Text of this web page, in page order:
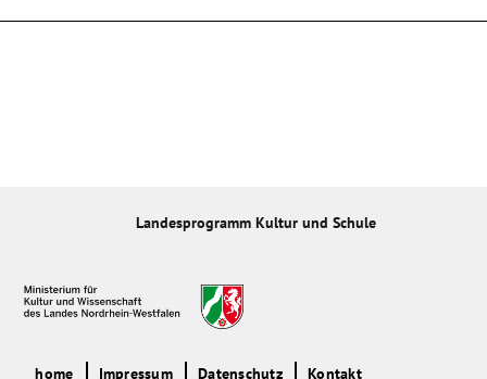
Landesprogramm Kultur und Schule
home Impressum Datenschutz Kontakt